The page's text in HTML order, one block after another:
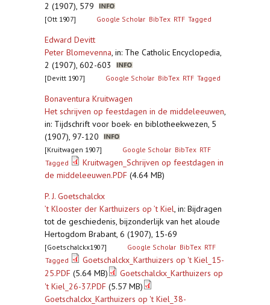
2 (1907), 579
[Ott 1907] Google Scholar BibTex RTF Tagged
Edward Devitt
Peter Blomevenna, in: The Catholic Encyclopedia,
2 (1907), 602-603
[Devitt 1907] Google Scholar BibTex RTF Tagged
Bonaventura Kruitwagen
Het schrijven op feestdagen in de middeleeuwen,
in: Tijdschrift voor boek- en biblotheekwezen, 5
(1907), 97-120
[Kruitwagen 1907] Google Scholar BibTex RTF
Tagged
Kruitwagen_Schrijven op feestdagen in
de middeleeuwen.PDF (4.64 MB)
P. J. Goetschalckx
’t Klooster der Karthuizers op ’t Kiel, in: Bijdragen
tot de geschiedenis, bijzonderlijk van het aloude
Hertogdom Brabant, 6 (1907), 15-69
[Goetschalckx1907] Google Scholar BibTex RTF
Tagged
Goetschalckx_Karthuizers op 't Kiel_15-
25.PDF (5.64 MB)
Goetschalckx_Karthuizers op
't Kiel_26-37.PDF (5.57 MB)
Goetschalckx_Karthuizers op 't Kiel_38-